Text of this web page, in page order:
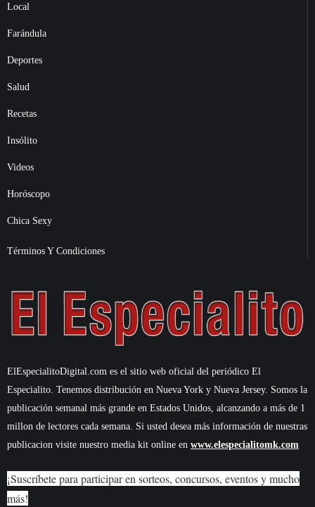
Local
Farándula
Deportes
Salud
Recetas
Insólito
Videos
Horóscopo
Chica Sexy
Términos Y Condiciones
ElEspecialitoDigital.com es el sitio web oficial del periódico El
Especialito. Tenemos distribución en Nueva York y Nueva Jersey. Somos la
publicación semanal más grande en Estados Unidos, alcanzando a más de 1
millon de lectores cada semana. Si usted desea más información de nuestras
publicacion visite nuestro media kit online en www.elespecialitomk.com
¡Suscríbete para participar en sorteos, concursos, eventos y mucho
más!